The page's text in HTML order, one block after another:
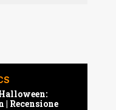
| Recensione